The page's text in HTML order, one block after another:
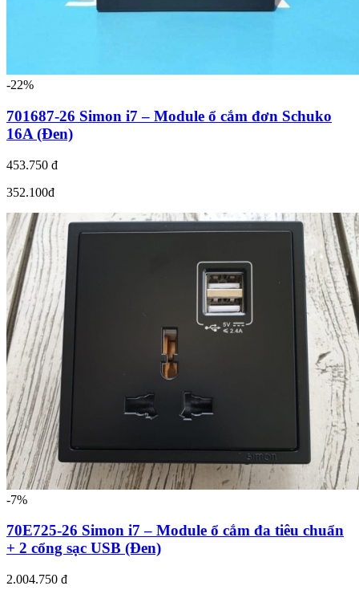
-22%
701687-26 Simon i7 – Module ổ cắm đơn Schuko
16A (Đen)
453.750 đ
352.100đ
-7%
70E725-26 Simon i7 – Module ổ cắm đa tiêu chuẩn
+ 2 cổng sạc USB (Đen)
2.004.750 đ